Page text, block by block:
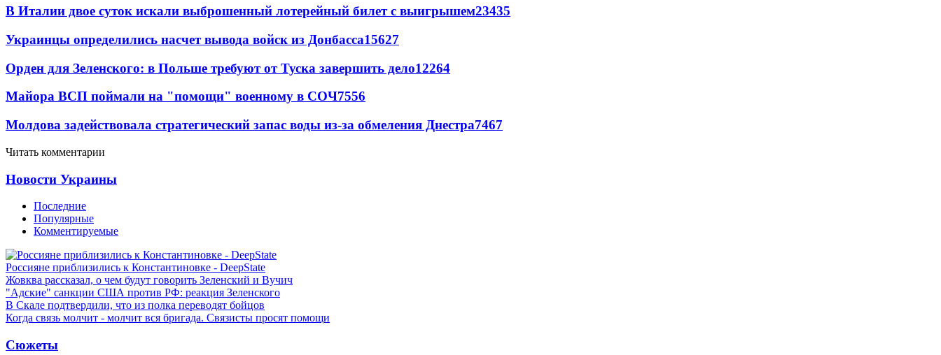
В Италии двое суток искали выброшенный лотерейный билет с выигрышем23435
Украинцы определились насчет вывода войск из Донбасса15627
Орден для Зеленского: в Польше требуют от Туска завершить дело12264
Майора ВСП поймали на "помощи" военному в СОЧ7556
Молдова задействовала стратегический запас воды из-за обмеления Днестра7467
Читать комментарии
Новости Украины
Последние
Популярные
Комментируемые
Россияне приблизились к Константиновке - DeepState
Жовква рассказал, о чем будут говорить Зеленский и Вучич
"Адские" санкции США против РФ: реакция Зеленского
В Скале подтвердили, что из полка переводят бойцов
Когда связь молчит - молчит вся бригада. Связисты просят помощи
Сюжеты